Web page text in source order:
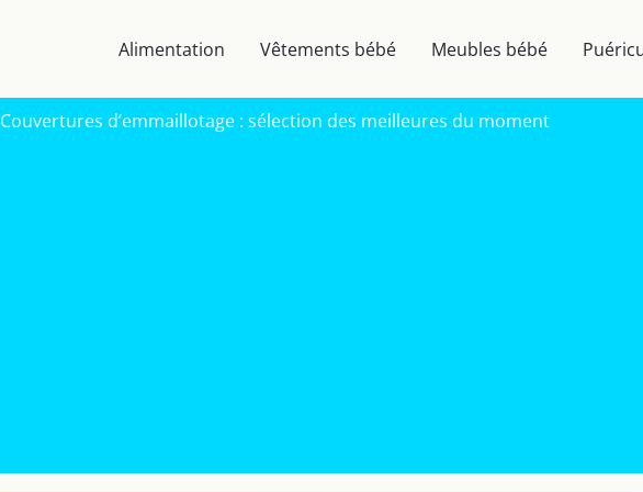
Alimentation Vêtements bébé Meubles bébé
Couvertures d’emmaillotage : sélection des meilleures du moment